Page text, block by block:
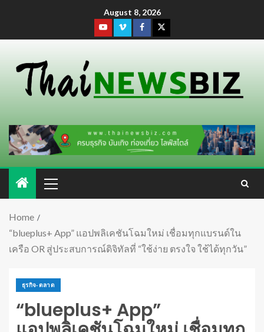
August 8, 2026
Home
“blueplus+ App” แอปพลิเคชันโฉมใหม่ เชื่อมทุกแบรนด์ใน
เครือ OR สู่ประสบการณ์ดิจิทัลที่ “ใช้ง่าย ตรงใจ ใช้ได้ทุกวัน”
ธุรกิจ-ตลาด
“blueplus+ App”